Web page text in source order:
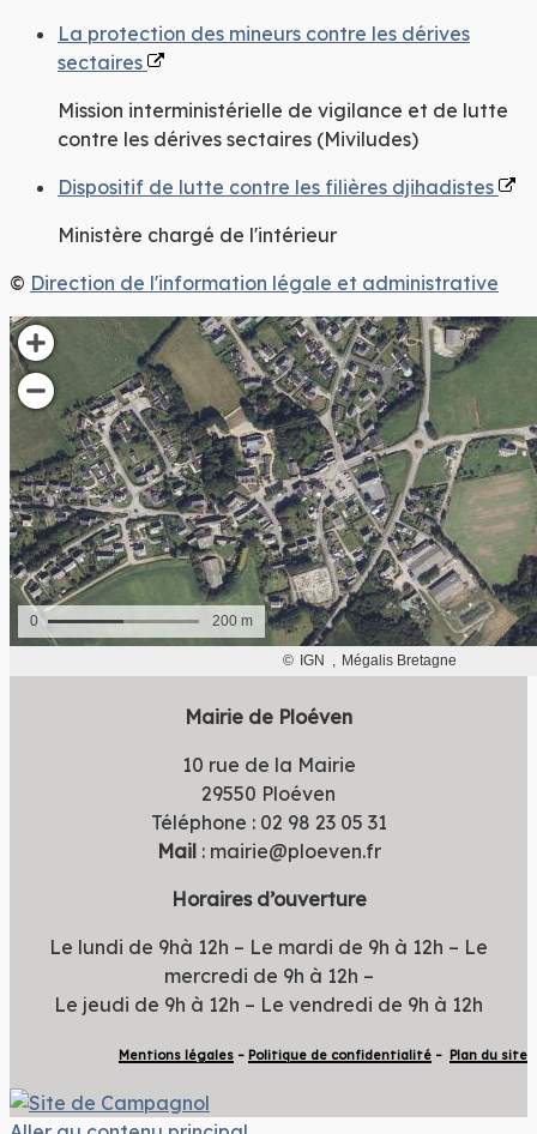
La protection des mineurs contre les dérives
sectaires
Mission interministérielle de vigilance et de lutte
contre les dérives sectaires (Miviludes)
Dispositif de lutte contre les filières djihadistes
Ministère chargé de l'intérieur
© Direction de l'information légale et administrative
Mairie de Ploéven
10 rue de la Mairie
29550 Ploéven
Téléphone : 02 98 23 05 31
Mail: mairie@ploeven.fr
Horaires d’ouverture
Le lundi de 9hà 12h – Le mardi de 9h à 12h – Le
mercredi de 9h à 12h –
Le jeudi de 9h à 12h – Le vendredi de 9h à 12h
Mentions légales – Politique de confidentialité – Plan du site